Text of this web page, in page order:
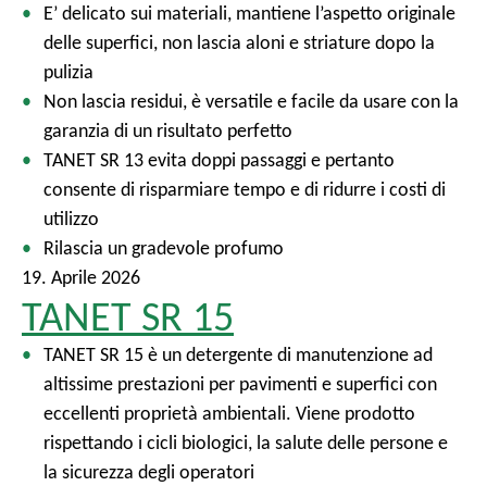
E’ delicato sui materiali, mantiene l’aspetto originale
delle superfici, non lascia aloni e striature dopo la
pulizia
Non lascia residui, è versatile e facile da usare con la
garanzia di un risultato perfetto
TANET SR 13 evita doppi passaggi e pertanto
consente di risparmiare tempo e di ridurre i costi di
utilizzo
Rilascia un gradevole profumo
19. Aprile 2026
TANET SR 15
TANET SR 15 è un detergente di manutenzione ad
altissime prestazioni per pavimenti e superfici con
eccellenti proprietà ambientali. Viene prodotto
rispettando i cicli biologici, la salute delle persone e
la sicurezza degli operatori